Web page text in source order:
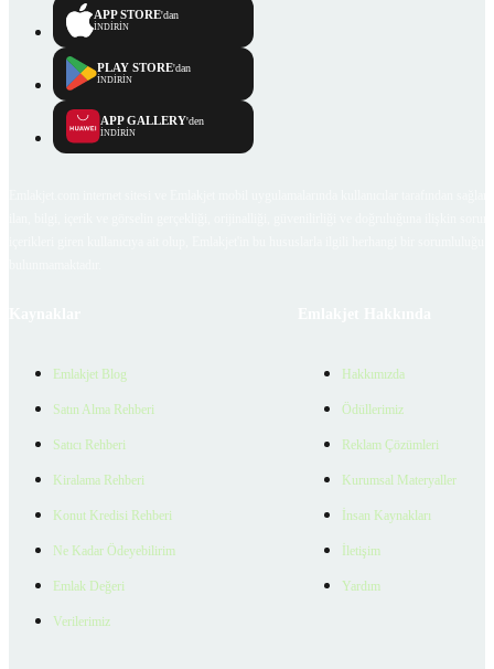
APP STORE'dan
İNDİRİN
PLAY STORE'dan
İNDİRİN
APP GALLERY'den
İNDİRİN
Emlakjet Blog
Satın Alma Rehberi
Satıcı Rehberi
Kiralama Rehberi
Konut Kredisi Rehberi
Ne Kadar Ödeyebilirim
Emlak Değeri
Verilerimiz
Hakkımızda
Ödüllerimiz
Reklam Çözümleri
Kurumsal Materyaller
İnsan Kaynakları
İletişim
Yardım